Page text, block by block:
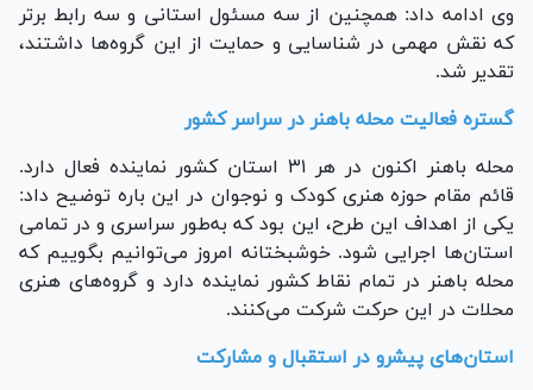
وی ادامه داد: همچنین از سه مسئول استانی و سه رابط برتر
که نقش مهمی در شناسایی و حمایت از این گروه‌ها داشتند،
تقدیر شد.
گستره فعالیت محله باهنر در سراسر کشور
محله باهنر اکنون در هر ۳۱ استان کشور نماینده فعال دارد.
قائم مقام حوزه هنری کودک و نوجوان در این باره توضیح داد:
یکی از اهداف این طرح، این بود که به‌طور سراسری و در تمامی
استان‌ها اجرایی شود. خوشبختانه امروز می‌توانیم بگوییم که
محله باهنر در تمام نقاط کشور نماینده دارد و گروه‌های هنری
محلات در این حرکت شرکت می‌کنند.
استان‌های پیشرو در استقبال و مشارکت